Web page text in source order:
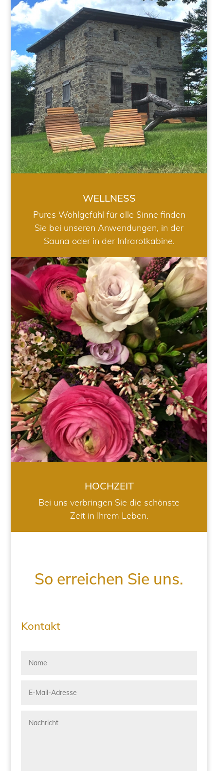
WELLNESS
WELLNESS
Pures Wohlgefühl für alle Sinne finden
Sie bei unseren Anwendungen, in der
Sauna oder in der Infrarotkabine.
HOCHZEIT
HOCHZEIT
Bei uns verbringen Sie die schönste
Zeit in Ihrem Leben.
So erreichen Sie uns.
Kontakt